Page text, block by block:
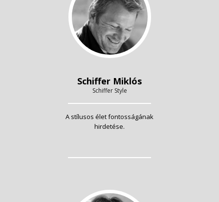
Schiffer Miklós
Schiffer Style
A stílusos élet fontosságának
hirdetése.